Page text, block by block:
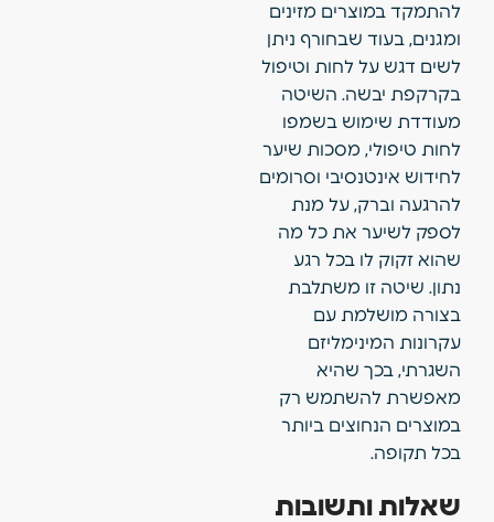
להתמקד במוצרים מזינים
ומגנים, בעוד שבחורף ניתן
לשים דגש על לחות וטיפול
בקרקפת יבשה. השיטה
מעודדת שימוש בשמפו
לחות טיפולי, מסכות שיער
לחידוש אינטנסיבי וסרומים
להרגעה וברק, על מנת
לספק לשיער את כל מה
שהוא זקוק לו בכל רגע
נתון. שיטה זו משתלבת
בצורה מושלמת עם
עקרונות המינימליזם
השגרתי, בכך שהיא
מאפשרת להשתמש רק
במוצרים הנחוצים ביותר
בכל תקופה.
שאלות ותשובות